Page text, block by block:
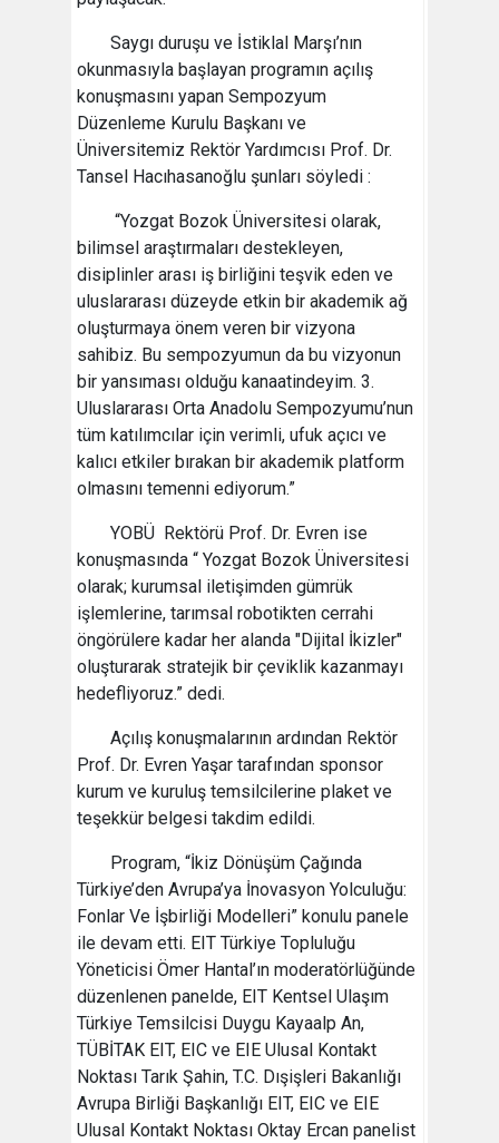
Saygı duruşu ve İstiklal Marşı’nın
okunmasıyla başlayan programın açılış
konuşmasını yapan Sempozyum
Düzenleme Kurulu Başkanı ve
Üniversitemiz Rektör Yardımcısı Prof. Dr.
Tansel Hacıhasanoğlu şunları söyledi :
“Yozgat Bozok Üniversitesi olarak,
bilimsel araştırmaları destekleyen,
disiplinler arası iş birliğini teşvik eden ve
uluslararası düzeyde etkin bir akademik ağ
oluşturmaya önem veren bir vizyona
sahibiz. Bu sempozyumun da bu vizyonun
bir yansıması olduğu kanaatindeyim. 3.
Uluslararası Orta Anadolu Sempozyumu’nun
tüm katılımcılar için verimli, ufuk açıcı ve
kalıcı etkiler bırakan bir akademik platform
olmasını temenni ediyorum.”
YOBÜ Rektörü Prof. Dr. Evren ise
konuşmasında “ Yozgat Bozok Üniversitesi
olarak; kurumsal iletişimden gümrük
işlemlerine, tarımsal robotikten cerrahi
öngörülere kadar her alanda "Dijital İkizler"
oluşturarak stratejik bir çeviklik kazanmayı
hedefliyoruz.” dedi.
Açılış konuşmalarının ardından Rektör
Prof. Dr. Evren Yaşar tarafından sponsor
kurum ve kuruluş temsilcilerine plaket ve
teşekkür belgesi takdim edildi.
Program, “İkiz Dönüşüm Çağında
Türkiye’den Avrupa’ya İnovasyon Yolculuğu:
Fonlar Ve İşbirliği Modelleri” konulu panele
ile devam etti. EIT Türkiye Topluluğu
Yöneticisi Ömer Hantal’ın moderatörlüğünde
düzenlenen panelde, EIT Kentsel Ulaşım
Türkiye Temsilcisi Duygu Kayaalp An,
TÜBİTAK EIT, EIC ve EIE Ulusal Kontakt
Noktası Tarık Şahin, T.C. Dışişleri Bakanlığı
Avrupa Birliği Başkanlığı EIT, EIC ve EIE
Ulusal Kontakt Noktası Oktay Ercan panelist